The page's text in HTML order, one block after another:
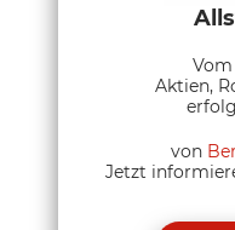
Vom
Aktien,
von
Jetzt